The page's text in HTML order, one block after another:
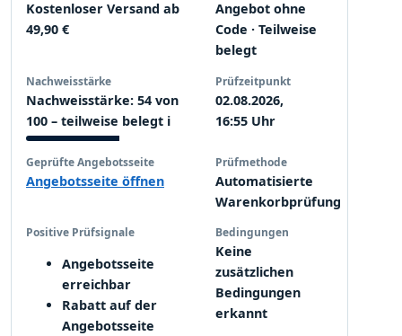
Kostenloser Versand ab
49,90 €
Angebot ohne
Code · Teilweise
belegt
Nachweisstärke
Nachweisstärke: 54 von
100 – teilweise belegt i
Prüfzeitpunkt
02.08.2026,
16:55 Uhr
Geprüfte Angebotsseite
Angebotsseite öffnen
Prüfmethode
Automatisierte
Warenkorbprüfung
Positive Prüfsignale
Angebotsseite
erreichbar
Rabatt auf der
Angebotsseite
Bedingungen
Keine
zusätzlichen
Bedingungen
erkannt